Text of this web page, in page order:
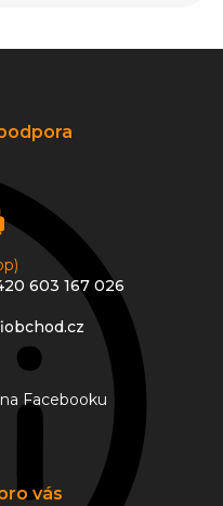
603 167 026
Facebooku
vás